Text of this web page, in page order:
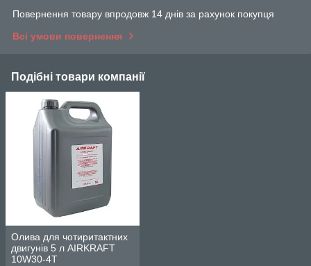
Повернення товару впродовж 14 днів за рахунок покупця
Всі умови повернення
Подібні товари компанії
Олива для чотиритактних
двигунів 5 л AIRKRAFT
10W30-4T